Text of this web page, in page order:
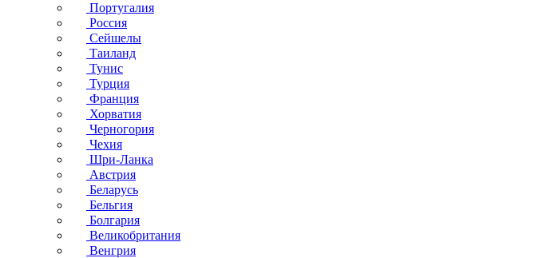
Португалия
Россия
Сейшелы
Таиланд
Тунис
Турция
Франция
Хорватия
Черногория
Чехия
Шри-Ланка
Австрия
Беларусь
Бельгия
Болгария
Великобритания
Венгрия